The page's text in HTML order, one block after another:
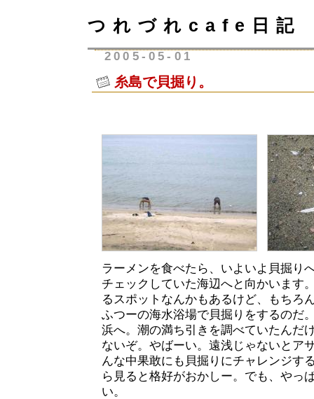
つれづれcafe日記
2005-05-01
糸島で貝掘り。
ラーメンを食べたら、いよいよ貝掘り
チェックしていた海辺へと向かいます
るスポットなんかもあるけど、もちろ
ふつーの海水浴場で貝掘りをするのだ
浜へ。潮の満ち引きを調べていたんだ
ないぞ。やばーい。遠浅じゃないとア
んな中果敢にも貝掘りにチャレンジす
ら見ると格好がおかしー。でも、やっ
い。